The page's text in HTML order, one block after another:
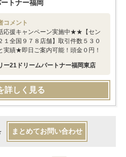
トナー福岡
コメント
援キャンペーン実施中★★【セン
１全国９７８店舗】取引件数５３０
実績★即日ご案内可能！頭金０円！
ー21ドリームパートナー福岡東店
詳しく見る
まとめてお問い合わせ